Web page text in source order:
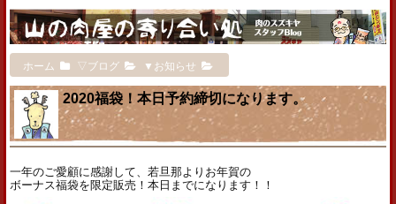
ホーム ▽ブログ ▼お知らせ
2020福袋！本日予約締切になります。
一年のご愛顧に感謝して、若旦那よりお年賀の
ボーナス福袋を限定販売！本日までになります！！